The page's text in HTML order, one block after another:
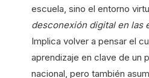
escuela, sino el entorno
desconexión digital en las
Implica volver a pensar el
aprendizaje en clave de un
nacional, pero también